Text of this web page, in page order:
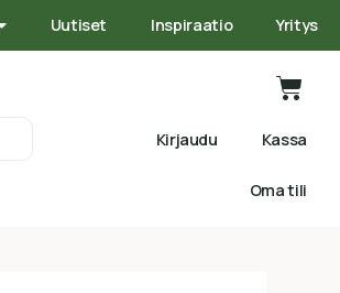
Uutiset Inspiraatio Yritys
Kirjaudu Kassa
Oma tili